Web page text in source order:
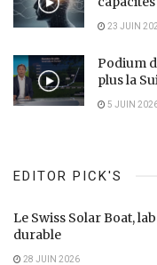
23 JUIN
Podium
plus la
5 JUIN
EDITOR PICK'S
Le Swiss Solar Boat,
durable
28 JUIN 2026